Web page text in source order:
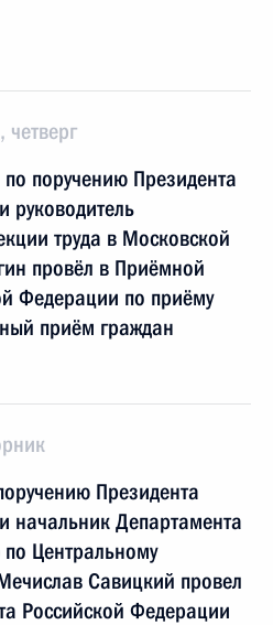
поручению Президента
руководитель
труда в Московской
провёл в Приёмной
Федерации по приёму
приём граждан
Президента
начальник Департамента
Центральному
Савицкий провел
Российской Федерации